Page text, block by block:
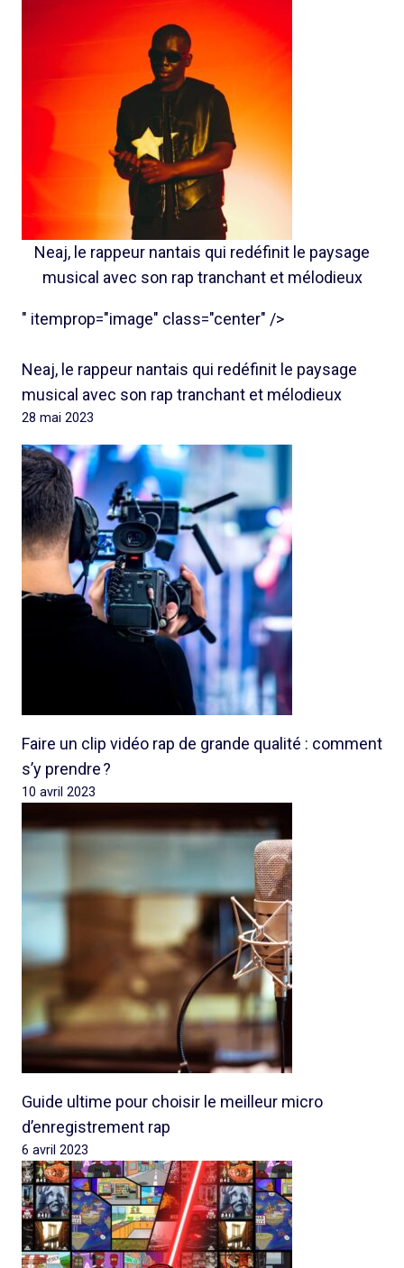
Neaj, le rappeur nantais qui redéfinit le paysage
musical avec son rap tranchant et mélodieux
" itemprop="image" class="center" />
Neaj, le rappeur nantais qui redéfinit le paysage
musical avec son rap tranchant et mélodieux
28 mai 2023
Faire un clip vidéo rap de grande qualité : comment
s’y prendre ?
10 avril 2023
Guide ultime pour choisir le meilleur micro
d’enregistrement rap
6 avril 2023